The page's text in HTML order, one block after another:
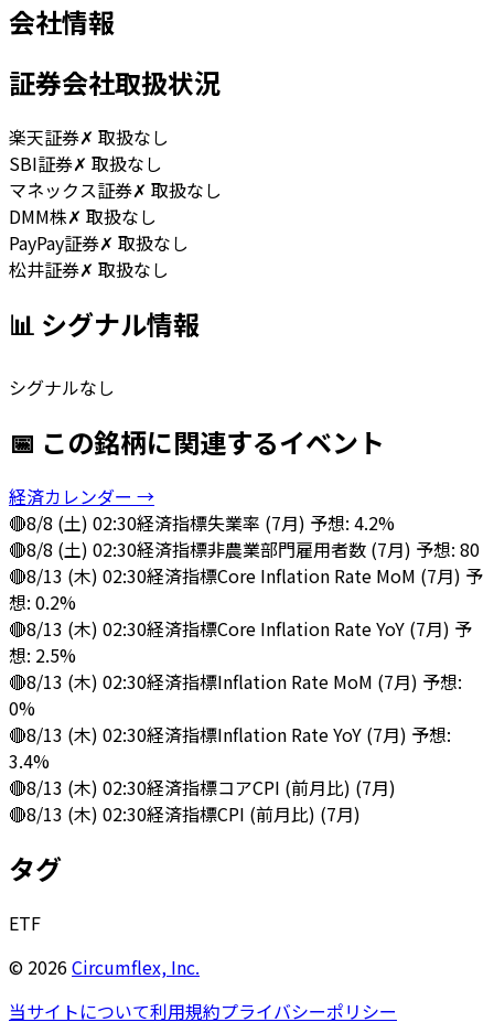
会社情報
証券会社取扱状況
楽天証券✗ 取扱なし
SBI証券✗ 取扱なし
マネックス証券✗ 取扱なし
DMM株✗ 取扱なし
PayPay証券✗ 取扱なし
松井証券✗ 取扱なし
📊 シグナル情報
シグナルなし
📅 この銘柄に関連するイベント
経済カレンダー →
🔴8/8 (土) 02:30経済指標失業率 (7月) 予想: 4.2%
🔴8/8 (土) 02:30経済指標非農業部門雇用者数 (7月) 予想: 80
🔴8/13 (木) 02:30経済指標Core Inflation Rate MoM (7月) 予
想: 0.2%
🔴8/13 (木) 02:30経済指標Core Inflation Rate YoY (7月) 予
想: 2.5%
🔴8/13 (木) 02:30経済指標Inflation Rate MoM (7月) 予想:
0%
🔴8/13 (木) 02:30経済指標Inflation Rate YoY (7月) 予想:
3.4%
🔴8/13 (木) 02:30経済指標コアCPI (前月比) (7月)
🔴8/13 (木) 02:30経済指標CPI (前月比) (7月)
タグ
ETF
© 2026Circumflex, Inc.
当サイトについて利用規約プライバシーポリシー